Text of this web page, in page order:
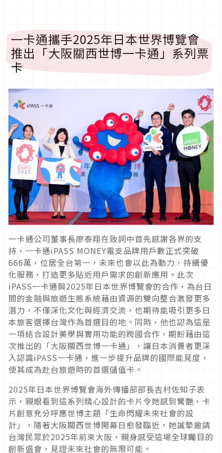
一卡通攜手2025年日本世界博覽會
推出「大阪關西世博一卡通」系列票
卡
一卡通公司董事長廖泰翔在致詞中首先感謝各界的支
持，一卡通iPASS MONEY電支品牌用戶數正式突破
666萬，位居全台第一，未來也會以此為動力，持續優
化服務，打造更多貼近用戶需求的創新應用。此次
iPASS一卡通與2025年日本世界博覽會的合作，為台日
間的金融與旅遊生態系統藉由資源的雙向整合激發更多
潛力，不僅深化文化與經濟交流，也期待能吸引更多日
本旅客選擇台灣作為首選目的地。同時，他也認為這是
一項結合設計美學與實用功能的跨國合作，期盼藉由這
次推出的「大阪關西世博一卡通」，讓日本消費者更深
入認識iPASS一卡通，進一步提升品牌的國際能見度，
使其成為赴台旅遊時的首選儲值卡。
2025年日本世界博覽會海外傳播部部長吉村佐知子表
示，親眼看到這系列精心設計的卡片令她感到驚艷，卡
片創意充分呼應世博主題「生命閃耀未來社會的設
計」，隨著大阪關西世博開幕日愈發臨近，她誠摯邀請
台灣民眾於2025年前來大阪，親身感受這場全球矚目的
創新盛會，見證未來社會的無限可能。